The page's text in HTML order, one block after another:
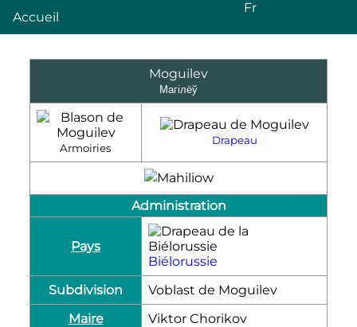
Accueil
Fr
Moguilev
Магілёў
Armoiries
Drapeau
Administration
Pays
Biélorussie
Subdivision
Voblast de Moguilev
Maire
Viktor Chorikov